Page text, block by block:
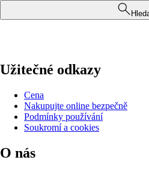
Užitečné odkazy
Cena
Nakupujte online bezpečně
Podmínky používání
Soukromí a cookies
O nás